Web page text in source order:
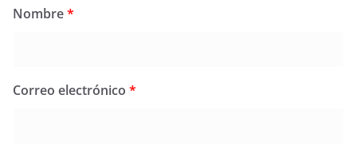
Nombre*
Correo electrónico *